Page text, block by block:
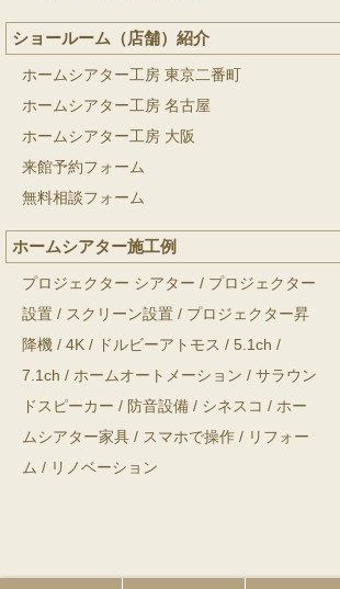
ショールーム（店舗）紹介
ホームシアター工房 東京二番町
ホームシアター工房 名古屋
ホームシアター工房 大阪
来館予約フォーム
無料相談フォーム
ホームシアター施工例
プロジェクター シアター / プロジェクター
設置 / スクリーン設置 / プロジェクター昇
降機 / 4K / ドルビーアトモス / 5.1ch /
7.1ch / ホームオートメーション / サラウン
ドスピーカー / 防音設備 / シネスコ / ホー
ムシアター家具 / スマホで操作 / リフォー
ム / リノベーション